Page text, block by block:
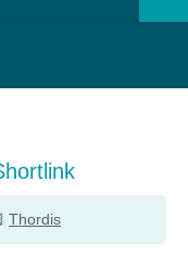
Thordis